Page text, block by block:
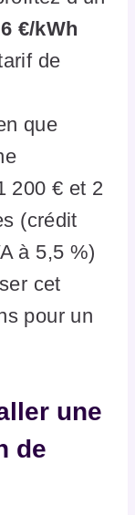
€/kWh
de
que
200 € et 2
(crédit
à 5,5 %)
cet
pour un
une
de